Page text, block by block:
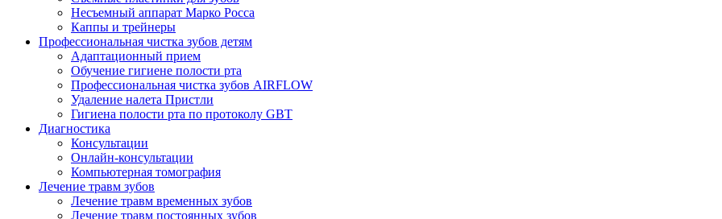
Несъемный аппарат Марко Росса
Каппы и трейнеры
Профессиональная чистка зубов детям
Адаптационный прием
Обучение гигиене полости рта
Профессиональная чистка зубов AIRFLOW
Удаление налета Пристли
Гигиена полости рта по протоколу GBT
Диагностика
Консультации
Онлайн-консультации
Компьютерная томография
Лечение травм зубов
Лечение травм временных зубов
Лечение травм постоянных зубов